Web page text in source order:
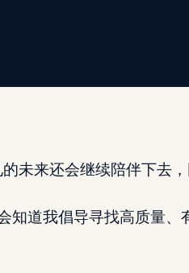
未来还会继续陪伴下去
知道我倡导寻找高质量、